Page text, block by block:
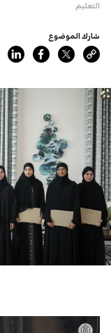
التعليم
شارك الموضوع